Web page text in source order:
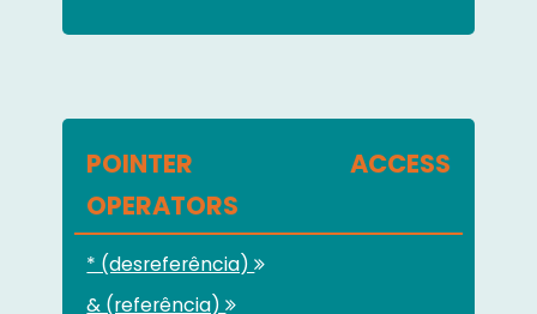
POINTER ACCESS
OPERATORS
* (desreferência)
& (referência)